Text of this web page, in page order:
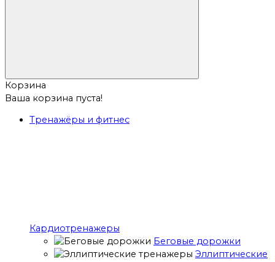
Корзина
Ваша корзина пуста!
Тренажёры и фитнес
Кардиотренажеры
Беговые дорожки
Эллиптические